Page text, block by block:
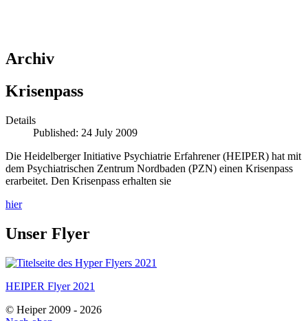
Archiv
Krisenpass
Details
Published: 24 July 2009
Die Heidelberger Initiative Psychiatrie Erfahrener (HEIPER) hat mit
dem Psychiatrischen Zentrum Nordbaden (PZN) einen Krisenpass
erarbeitet. Den Krisenpass erhalten sie
hier
Unser Flyer
HEIPER Flyer 2021
© Heiper 2009 - 2026